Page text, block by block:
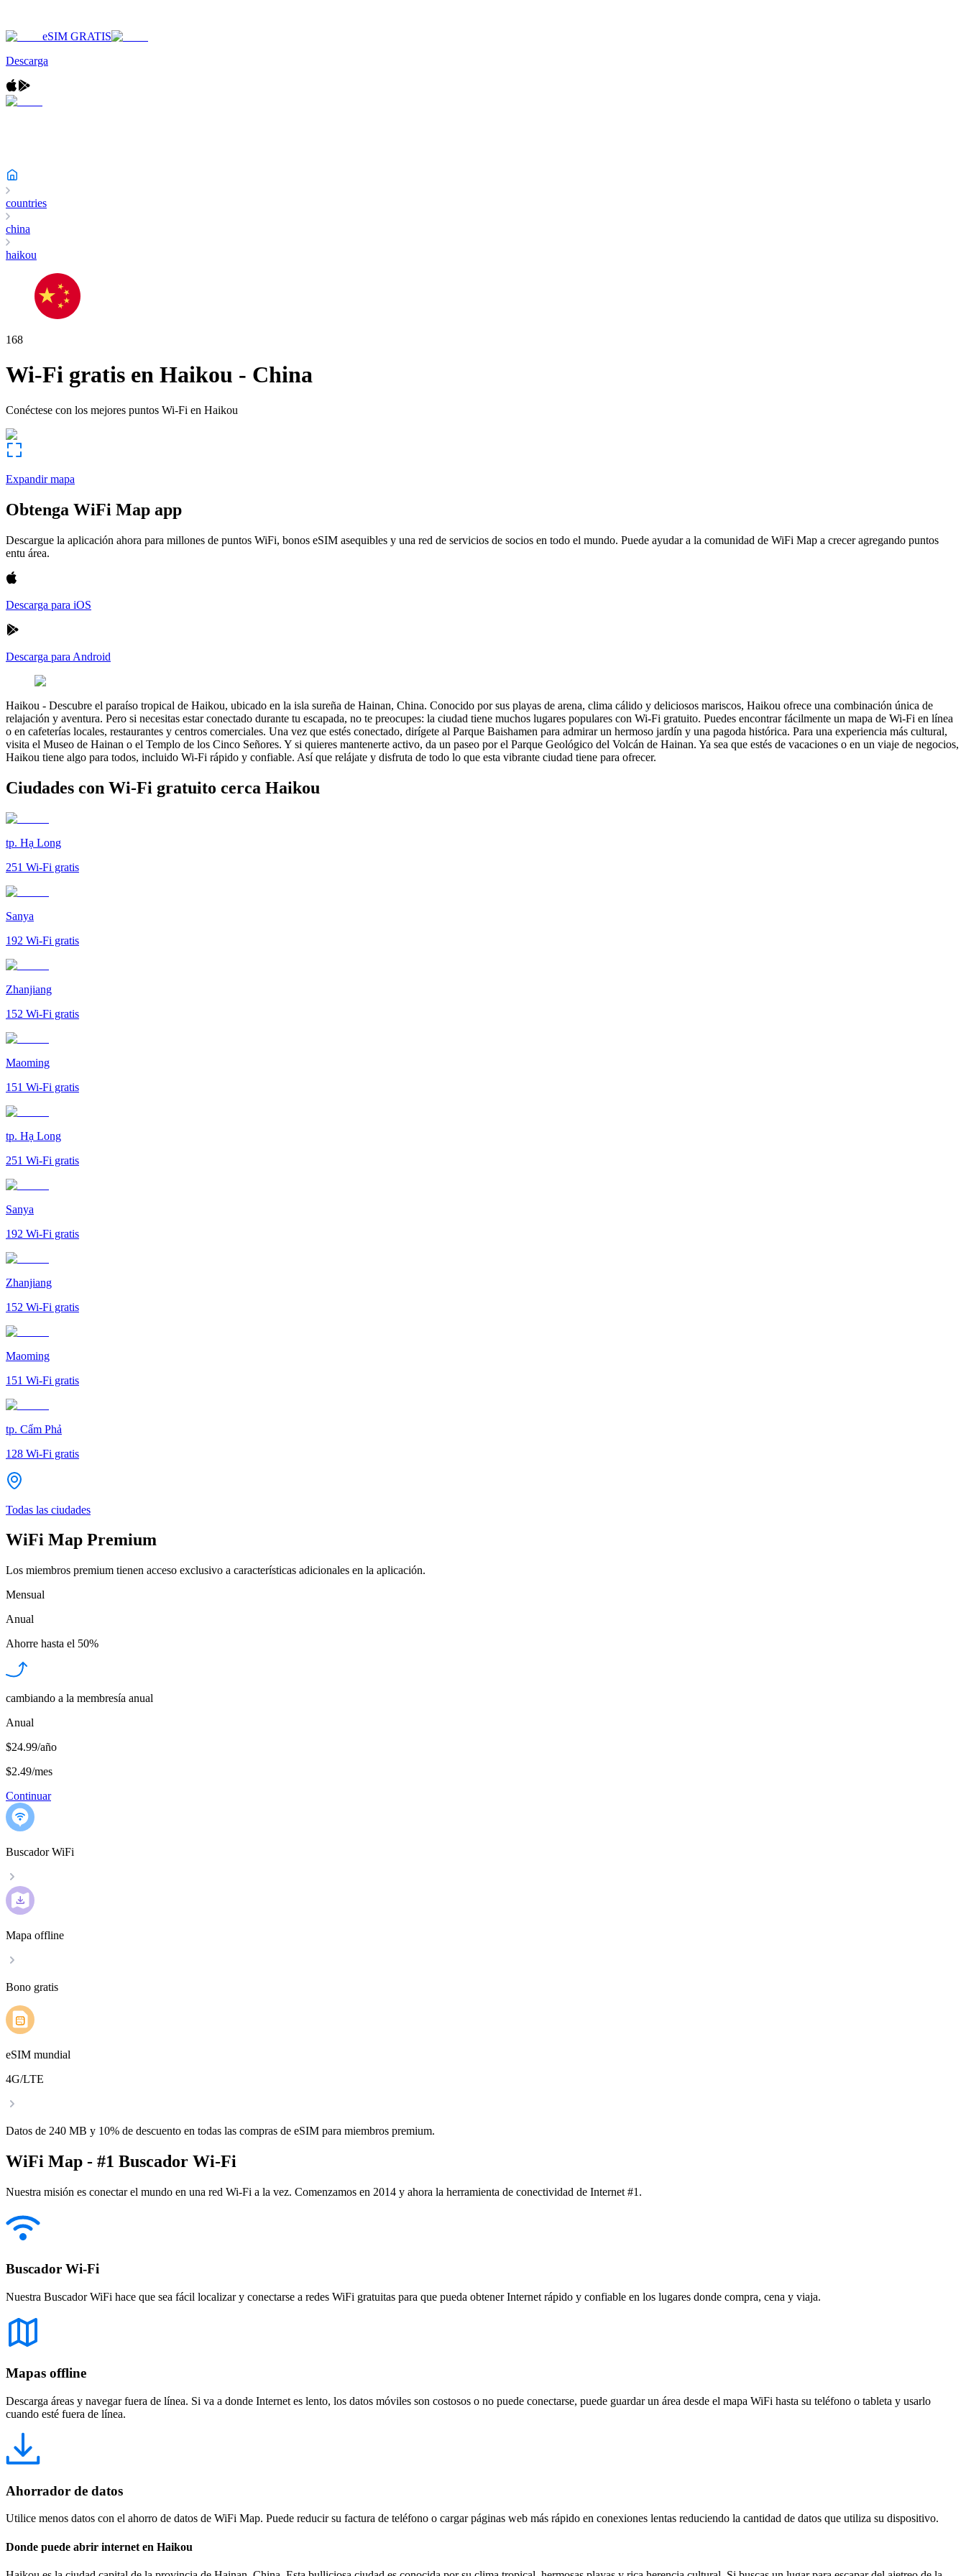
eSIM GRATIS
Descarga
countries
china
haikou
168
Wi-Fi gratis en Haikou - China
Conéctese con los mejores puntos Wi-Fi en Haikou
Expandir mapa
Obtenga WiFi Map app
Descargue la aplicación ahora para millones de puntos WiFi, bonos eSIM asequibles y una red de servicios de socios en todo el mundo. Puede ayudar a la comunidad de WiFi Map a crecer agregando puntos
entu área.
Descarga para iOS
Descarga para Android
Haikou - Descubre el paraíso tropical de Haikou, ubicado en la isla sureña de Hainan, China. Conocido por sus playas de arena, clima cálido y deliciosos mariscos, Haikou ofrece una combinación única de
relajación y aventura. Pero si necesitas estar conectado durante tu escapada, no te preocupes: la ciudad tiene muchos lugares populares con Wi-Fi gratuito. Puedes encontrar fácilmente un mapa de Wi-Fi en línea
o en cafeterías locales, restaurantes y centros comerciales. Una vez que estés conectado, dirígete al Parque Baishamen para admirar un hermoso jardín y una pagoda histórica. Para una experiencia más cultural,
visita el Museo de Hainan o el Templo de los Cinco Señores. Y si quieres mantenerte activo, da un paseo por el Parque Geológico del Volcán de Hainan. Ya sea que estés de vacaciones o en un viaje de negocios,
Haikou tiene algo para todos, incluido Wi-Fi rápido y confiable. Así que relájate y disfruta de todo lo que esta vibrante ciudad tiene para ofrecer.
Ciudades con Wi-Fi gratuito cerca Haikou
tp. Hạ Long
251 Wi-Fi gratis
Sanya
192 Wi-Fi gratis
Zhanjiang
152 Wi-Fi gratis
Maoming
151 Wi-Fi gratis
tp. Hạ Long
251 Wi-Fi gratis
Sanya
192 Wi-Fi gratis
Zhanjiang
152 Wi-Fi gratis
Maoming
151 Wi-Fi gratis
tp. Cẩm Phả
128 Wi-Fi gratis
Todas las ciudades
WiFi Map Premium
Los miembros premium tienen acceso exclusivo a características adicionales en la aplicación.
Mensual
Anual
Ahorre hasta el 50%
cambiando a la membresía anual
Anual
$24.99/año
$2.49/mes
Continuar
Buscador WiFi
Mapa offline
Bono gratis
eSIM mundial
4G/LTE
Datos de 240 MB y 10% de descuento en todas las compras de eSIM para miembros premium.
WiFi Map - #1 Buscador Wi-Fi
Nuestra misión es conectar el mundo en una red Wi-Fi a la vez. Comenzamos en 2014 y ahora la herramienta de conectividad de Internet #1.
Buscador Wi-Fi
Nuestra Buscador WiFi hace que sea fácil localizar y conectarse a redes WiFi gratuitas para que pueda obtener Internet rápido y confiable en los lugares donde compra, cena y viaja.
Mapas offline
Descarga áreas y navegar fuera de línea. Si va a donde Internet es lento, los datos móviles son costosos o no puede conectarse, puede guardar un área desde el mapa WiFi hasta su teléfono o tableta y usarlo
cuando esté fuera de línea.
Ahorrador de datos
Utilice menos datos con el ahorro de datos de WiFi Map. Puede reducir su factura de teléfono o cargar páginas web más rápido en conexiones lentas reduciendo la cantidad de datos que utiliza su dispositivo.
Donde puede abrir internet en Haikou